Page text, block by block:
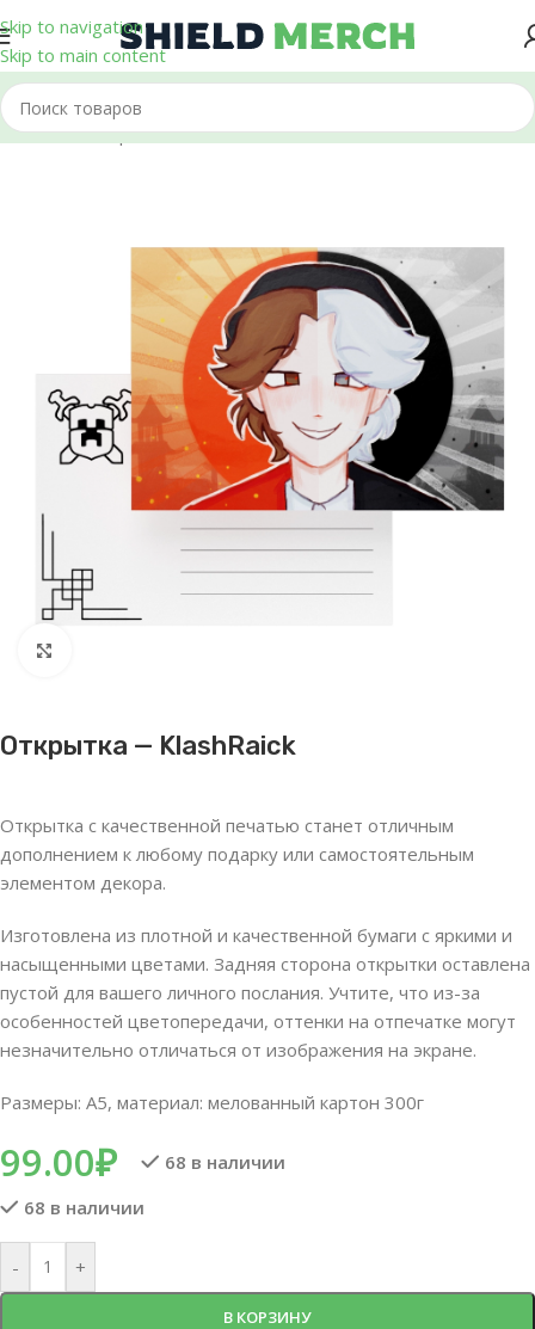
Skip to navigation
Skip to main content
Главная/Открытки
Открытка — KlashRaick
Открытка с качественной печатью станет отличным
дополнением к любому подарку или самостоятельным
элементом декора.
Изготовлена из плотной и качественной бумаги с яркими и
насыщенными цветами. Задняя сторона открытки оставлена
пустой для вашего личного послания. Учтите, что из-за
особенностей цветопередачи, оттенки на отпечатке могут
незначительно отличаться от изображения на экране.
Размеры: А5, материал: мелованный картон 300г
99.00₽
68 в наличии
68 в наличии
- +
В КОРЗИНУ